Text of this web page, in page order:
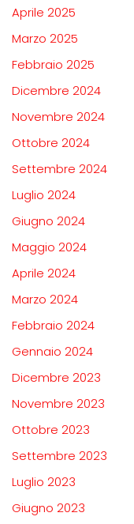
Aprile 2025
Marzo 2025
Febbraio 2025
Dicembre 2024
Novembre 2024
Ottobre 2024
Settembre 2024
Luglio 2024
Giugno 2024
Maggio 2024
Aprile 2024
Marzo 2024
Febbraio 2024
Gennaio 2024
Dicembre 2023
Novembre 2023
Ottobre 2023
Settembre 2023
Luglio 2023
Giugno 2023